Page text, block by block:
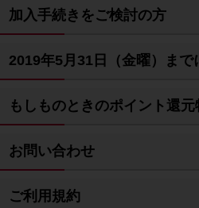
加入手続きをご検討の方
2019年5月31日（金曜）まで
もしものときのポイント還元
お問い合わせ
ご利用規約